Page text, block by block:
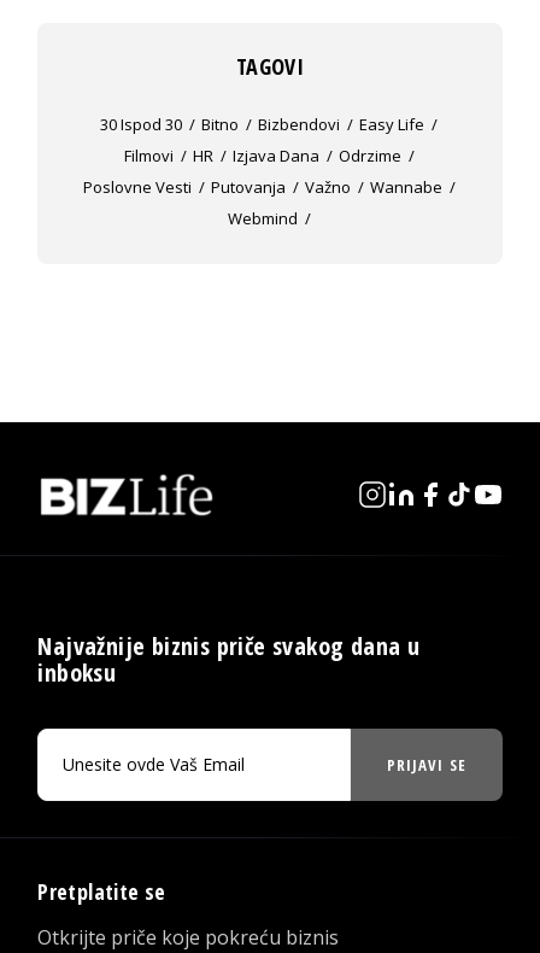
TAGOVI
30 Ispod 30 Bitno Bizbendovi
Easy Life
Filmovi
HR Izjava Dana
Odrzime
Poslovne Vesti
Putovanja Važno
Wannabe
Webmind
Najvažnije biznis priče svakog dana u
inboksu
PRIJAVI SE
Pretplatite se
Otkrijte priče koje pokreću biznis